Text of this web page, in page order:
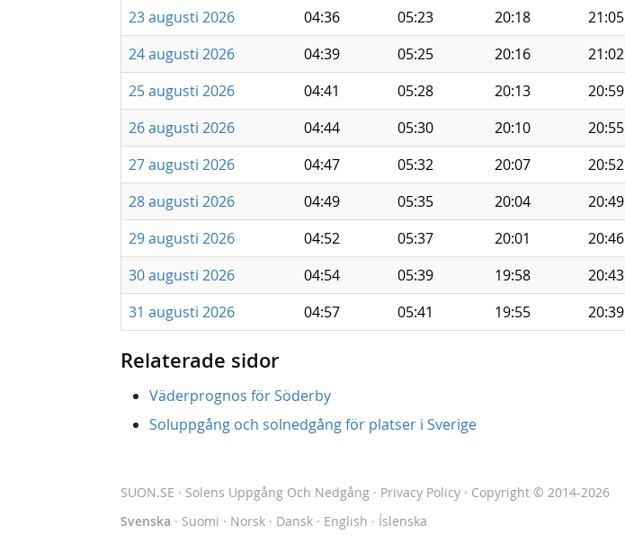
23 augusti 2026
04:36 05:23 20:18 21:05
24 augusti 2026
04:39 05:25 20:16 21:02
25 augusti 2026
04:41 05:28 20:13 20:59
26 augusti 2026
04:44 05:30 20:10 20:55
27 augusti 2026
04:47 05:32 20:07 20:52
28 augusti 2026
04:49 05:35 20:04 20:49
29 augusti 2026
04:52 05:37 20:01 20:46
30 augusti 2026
04:54 05:39 19:58 20:43
31 augusti 2026
04:57 05:41 19:55 20:39
Relaterade sidor
Väderprognos för Söderby
Soluppgång och solnedgång för platser i Sverige
SUON.SE · Solens Uppgång Och Nedgång · Privacy Policy · Copyright © 2014-2026
Svenska · Suomi · Norsk · Dansk · English · Íslenska